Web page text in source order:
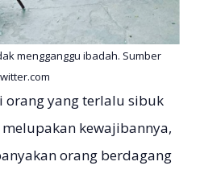
mengganggu ibadah. Sumber
orang yang terlalu sibuk
kewajibannya,
orang berdagang